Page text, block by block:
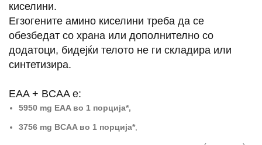
киселини.
Егзогените амино киселини треба да се
обезбедат со храна или дополнително со
додатоци, бидејќи телото не ги складира или
синтетизира.
EAA + BCAA е:
5950 mg EAA во 1 порција*,
3756 mg BCAA во 1 порција*